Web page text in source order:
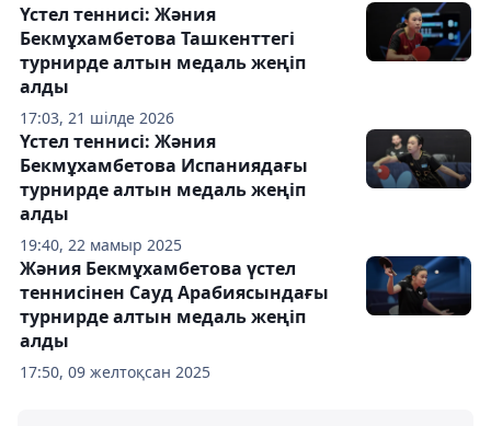
17:03, 21 шілде 2026
Үстел теннисі: Жәния
Бекмұхамбетова Ташкенттегі
турнирде алтын медаль жеңіп
алды
19:40, 22 мамыр 2025
Үстел теннисі: Жәния
Бекмұхамбетова Испаниядағы
турнирде алтын медаль жеңіп
алды
17:50, 09 желтоқсан 2025
Жәния Бекмұхамбетова үстел
теннисінен Сауд Арабиясындағы
турнирде алтын медаль жеңіп
алды